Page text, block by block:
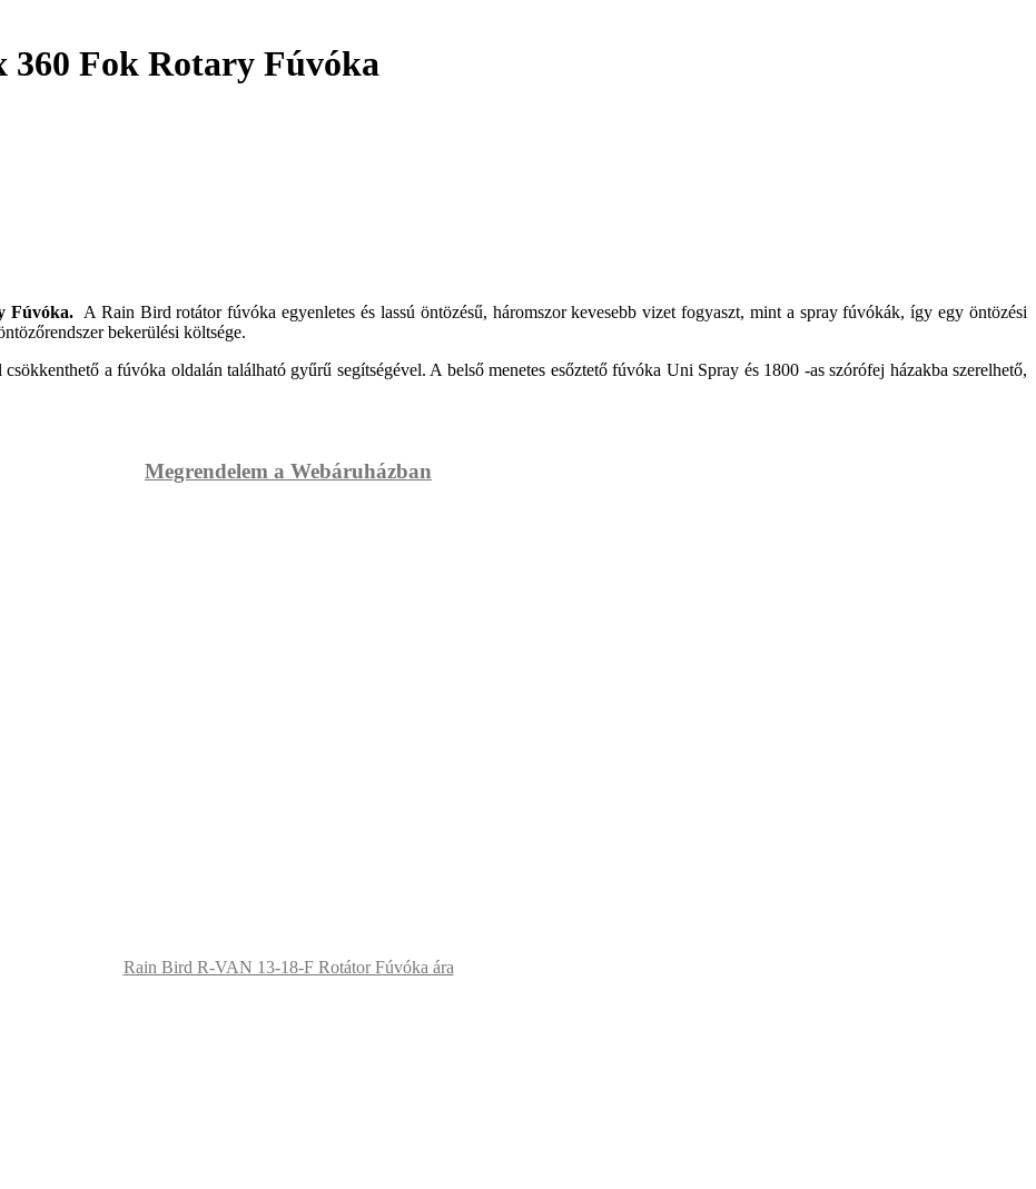
Fok Rotary Fúvóka
Fúvóka. A Rain Bird rotátor fúvóka egyenletes és lassú öntözésű, háromszor kevesebb vizet fogyaszt, mint a spray fúvókák, így egy öntözési
bekerülési költsége.
a fúvóka oldalán található gyűrű segítségével. A belső menetes esőztető fúvóka Uni Spray és 1800 -as szórófej házakba szerelhető,
Megrendelem a Webáruházban
Rain Bird R-VAN 13-18-F Rotátor Fúvóka ára